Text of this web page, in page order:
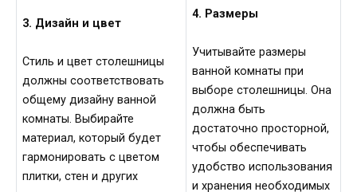
3. Дизайн и цвет
Стиль и цвет столешницы
должны соответствовать
общему дизайну ванной
комнаты. Выбирайте
материал, который будет
гармонировать с цветом
плитки, стен и других
4. Размеры
Учитывайте размеры
ванной комнаты при
выборе столешницы. Она
должна быть
достаточно просторной,
чтобы обеспечивать
удобство использования
и хранения необходимых